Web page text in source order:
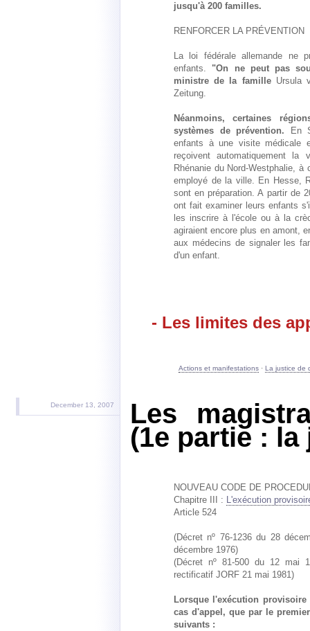
jusqu'à 200 familles.
RENFORCER LA PRÉVENTION
La loi fédérale allemande ne
enfants. "On ne peut pas
ministre de la familleUrsula
Zeitung.
Néanmoins, certaines
systèmes de prévention. En
enfants à une visite médicale
reçoivent automatiquement
Rhénanie du Nord-Westphalie,
employé de la ville. En Hesse,
sont en préparation. A partir de
ont fait examiner leurs enfants
les inscrire à l'école ou à la
agiraient encore plus en amont,
aux médecins de signaler les
d'un enfant.
- Les limites des
Actions et manifestations · La justice de
December 13, 2007 Les
(1e partie :
NOUVEAU CODE DE
Chapitre III : L'exécution
Article 524
(Décret nº 76-1236 du 28
décembre 1976)
(Décret nº 81-500 du 12 mai
rectificatif JORF 21 mai 1981)
Lorsque l'exécution
cas d'appel, que par le
suivants :